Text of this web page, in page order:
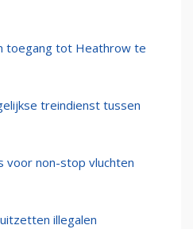
toegang tot Heathrow te
treindienst tussen
voor non-stop vluchten
illegalen